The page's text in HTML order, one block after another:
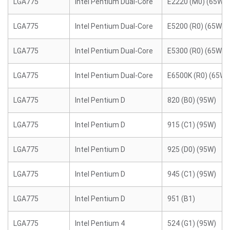
LGA775 Intel Pentium Dual-Core E5200 (R0) (65W)
LGA775 Intel Pentium Dual-Core E5300 (R0) (65W)
LGA775 Intel Pentium Dual-Core E6500K (R0) (65W)
LGA775 Intel Pentium D 820 (B0) (95W)
LGA775 Intel Pentium D 915 (C1) (95W)
LGA775 Intel Pentium D 925 (D0) (95W)
LGA775 Intel Pentium D 945 (C1) (95W)
LGA775 Intel Pentium D 951 (B1)
LGA775 Intel Pentium 4 524 (G1) (95W)